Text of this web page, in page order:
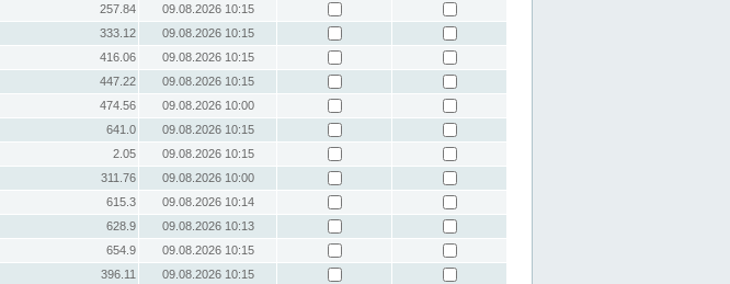
257.84
09.08.2026 10:15
333.12
09.08.2026 10:15
416.06
09.08.2026 10:15
447.22
09.08.2026 10:15
474.56
09.08.2026 10:00
641.0
09.08.2026 10:15
2.05
09.08.2026 10:15
311.76
09.08.2026 10:00
615.3
09.08.2026 10:14
628.9
09.08.2026 10:13
654.9
09.08.2026 10:15
396.11 09.08.2026 10:15